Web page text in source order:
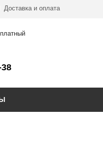
Доставка и оплата